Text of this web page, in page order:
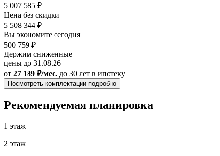
5 007 585 ₽
Цена без скидки
5 508 344 ₽
Вы экономите сегодня
500 759 ₽
Держим сниженные
цены до 31.08.26
от 27 189 ₽/мес. до 30 лет в ипотеку
Посмотреть комплектации подробно
Рекомендуемая планировка
1 этаж
2 этаж